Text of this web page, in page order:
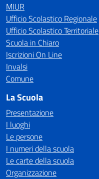
MIUR
Ufficio Scolastico Regionale
Ufficio Scolastico Territoriale
Scuola in Chiaro
Iscrizioni On Line
Invalsi
Comune
La Scuola
Presentazione
I luoghi
Le persone
I numeri della scuola
Le carte della scuola
Organizzazione